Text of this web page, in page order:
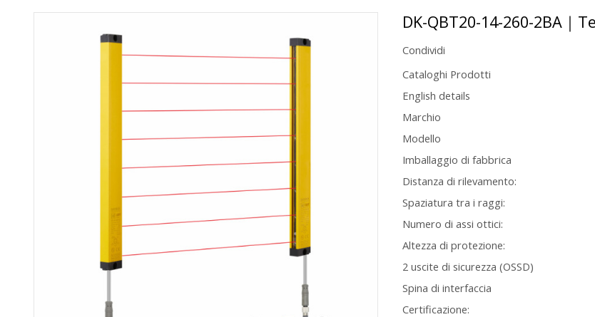
DK-QBT20-14-260-2BA｜
Condividi
Cataloghi Prodotti
English details
Marchio
Modello
Imballaggio di fabbrica
Distanza di rilevamento:
Spaziatura tra i raggi:
Numero di assi ottici:
Altezza di protezione:
2 uscite di sicurezza (OSSD)
Spina di interfaccia
Certificazione: